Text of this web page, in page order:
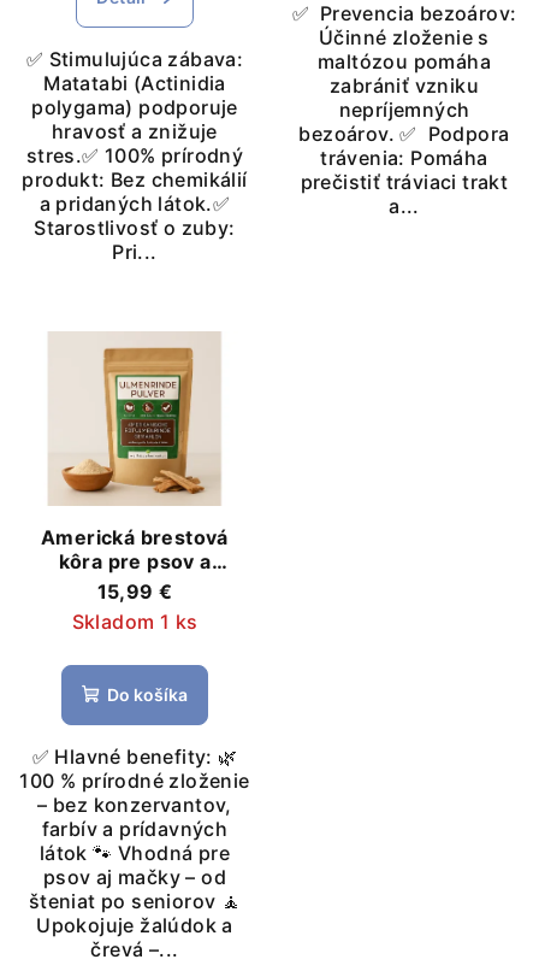
✅ Stimulujúca zábava:
Matatabi (Actinidia
polygama) podporuje
hravosť a znižuje
stres.✅ 100% prírodný
produkt: Bez chemikálií
a pridaných látok.✅
Starostlivosť o zuby:
Pri...
✅ Prevencia bezoárov:
Účinné zloženie s
maltózou pomáha
zabrániť vzniku
nepríjemných
bezoárov. ✅ Podpora
trávenia: Pomáha
prečistiť tráviaci trakt
a...
Americká brestová
kôra pre psov a
mačky- žalúdok, črevá
a trávenie
15,99 €
Skladom 1 ks
Do košíka
✅ Hlavné benefity: 🌿
100 % prírodné zloženie
– bez konzervantov,
farbív a prídavných
látok 🐾 Vhodná pre
psov aj mačky – od
šteniat po seniorov 🧘
Upokojuje žalúdok a
črevá –...